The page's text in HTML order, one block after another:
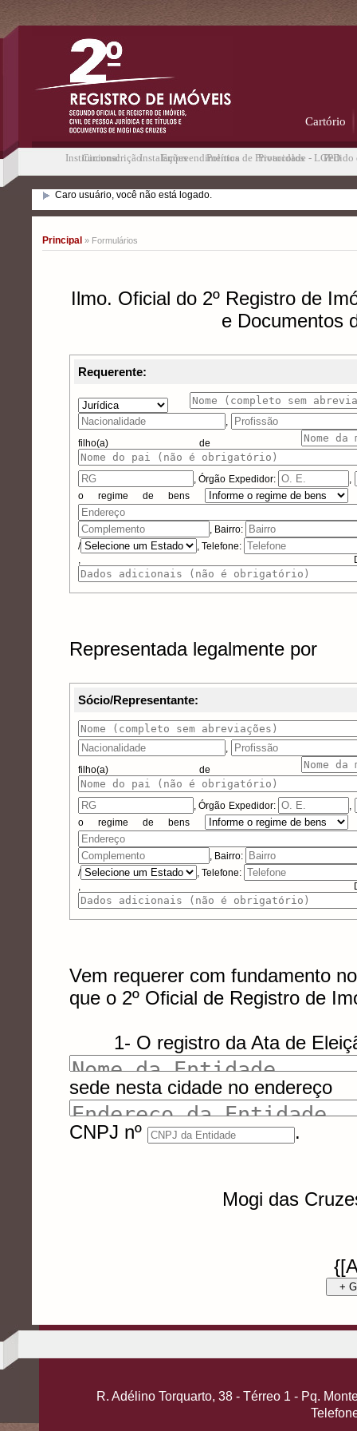
Cartório
Institucional Instalações Política de Privacidade - LGPD
Circunscrição Empreendimentos Protocolos Pedido
Caro usuário, você não está logado.
Principal » Formulários
Ilmo. Oficial do 2º Registro de
e Documentos
Requerente:
,
filho(a) de
,Órgão Expedidor:
,
o regime de bens
, Bairro:
/
, Telefone:
, Dados
Representada legalmente por
Sócio/Representante:
,
filho(a) de
,Órgão Expedidor:
,
o regime de bens
, Bairro:
/
, Telefone:
, Dados
Vem requerer com fundamento
que o 2º Oficial de Registro de
1- O registro da Ata de
sede nesta cidade no endereço
CNPJ nº .
Mogi das
+
R. Adélino Torquarto, 38 - Térreo 1 - Pq.